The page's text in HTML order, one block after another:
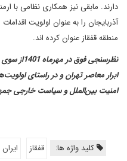
دارند. مابقی نیز همکاری نظامی با
آذربایجان را به عنوان اولویت اقدامات
منطقه قفقاز عنوان کرده اند.
نظرسنجی
ابرار معاصر تهران و در راستای
امنیت بین‌الملل و سیاست خارجی
کلید واژه ها: قفقاز